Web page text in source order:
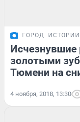
ГОРОД ИСТОРИИ
золотыми
Тюмени на
4 ноября, 2018, 13:30